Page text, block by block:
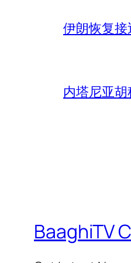
伊朗恢复接
内塔尼亚
BaaghiTV